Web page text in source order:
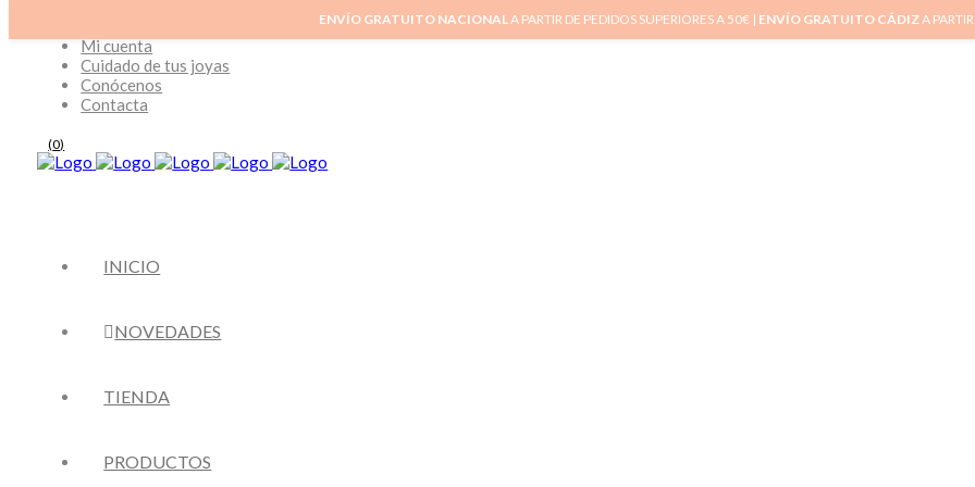
Mi cuenta
Cuidado de tus joyas
Conócenos
Contacta
(0)
INICIO
NOVEDADES
TIENDA
PRODUCTOS
ENVÍO GRATUITO NACIONALA PARTIR DE PEDIDOS SUPERIORES A 50€ | ENVÍO GRATUITO CÁDIZA